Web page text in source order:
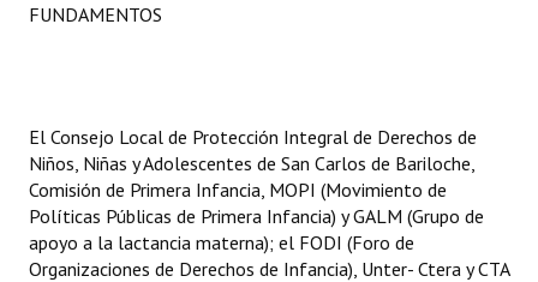
Actas de Sesión
Actas de Audiencias Públicas
NORMATIVA
Comunicaciones
FUNDAMENTOS
El Consejo Local de Protección Integral de Derechos de
Niños, Niñas y Adolescentes de San Carlos de Bariloche,
Comisión de Primera Infancia, MOPI (Movimiento de
Políticas Públicas de Primera Infancia) y GALM (Grupo de
apoyo a la lactancia materna); el FODI (Foro de
Organizaciones de Derechos de Infancia), Unter- Ctera y CTA